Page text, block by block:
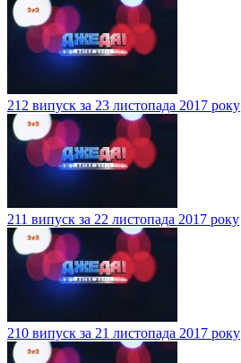
212 випуск за 23 листопада 2017 року
211 випуск за 22 листопада 2017 року
210 випуск за 21 листопада 2017 року